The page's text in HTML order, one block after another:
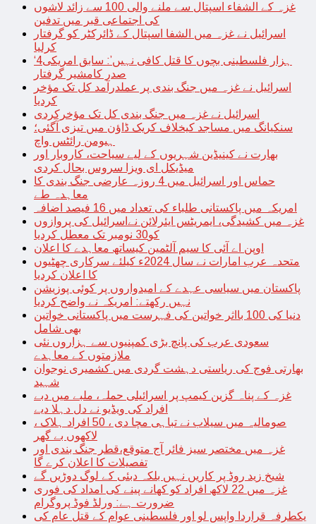
غزہ کے الشفاء اسپتال سے ملنے والی 100 سے زائد لاشوں
کی اجتماعی قبر میں تدفین
اسرائیل نے غزہ میں الشفا اسپتال کے ڈائرکٹر کو گرفتار
کرلیا
‘4ہزار فلسطینی بچوں کا قتل کافی نہیں’: سابق امریکی
صدر کامشیر گرفتار
اسرائیل نے غزہ میں جنگ بندی پر عملدرآمد کل تک مؤخر
کردیا
اسرائیل نے غزہ میں جنگ بندی کل تک مؤخرکردی
سنکیانگ میں مساجد کیخلاف کریک ڈاؤن میں تیزی آگئی؛
ہیومن رائٹس واچ
بھارت نے کینیڈین شہریوں کے لیے سیاحت، کاروبار اور
میڈیکل ای ویزا سروس بحال کردی
حماس اور اسرائیل میں 4 روزہ عارضی جنگ بندی کا
معاہدہ طے
امریکہ میں پاکستانی طلباء کی تعداد میں 16 فیصد اضافہ
غزہ میں کشیدگی، ایمریٹس ایئرلائن نےاسرائیل کی پروازوں
کو30 نومبر تک معطل کردیا
اوپن اے آئی کا سیم آلٹمین کیساتھ معاہدے کا اعلان
متحدہ عرب امارات نے سال 2024ء کیلئے سرکاری چھٹیوں
کا اعلان کردیا
پاکستان میں سیاسی عہدے کے امیدواروں پر کوئی پوزیشن
نہیں رکھتے: امریکہ نے واضح کردیا
دنیا کی 100 بااثر خواتین کی فہرست میں پاکستانی خواتین
بھی شامل
سعودی عرب کی پانچ بڑی کمپنیوں سے ہزاروں نئی
ملازمتوں کے معاہدے
بھارتی فوج کی ریاستی دہشت گردی میں کشمیری نوجوان
شہید
غزہ کے پناہ گزین کیمپ پر اسرائیلی حملہ، ملبے میں دبے
افراد کی ویڈیو نے دل دہلا دیے
صومالیہ میں سیلاب نے تباہی مچا دی ، 50 افراد ہلاک ،
لاکھوں بے گھر
غزہ میں مختصر سیز فائر آج متوقع،قطر جنگ بندی اور
تفصیلات کا اعلان کرے گا
شیخ زید روڈ پر کاریں نہیں بلکہ دبئی کے لوگ دوڑیں گے
غزہ میں 22 لاکھ افراد کو کھانے پینے کی امداد کی فوری
ضرورت ہے: ورلڈ فوڈ پروگرام
یکطرفہ قراردا واپس لو اور فلسطینی عوام کے قتل عام کی